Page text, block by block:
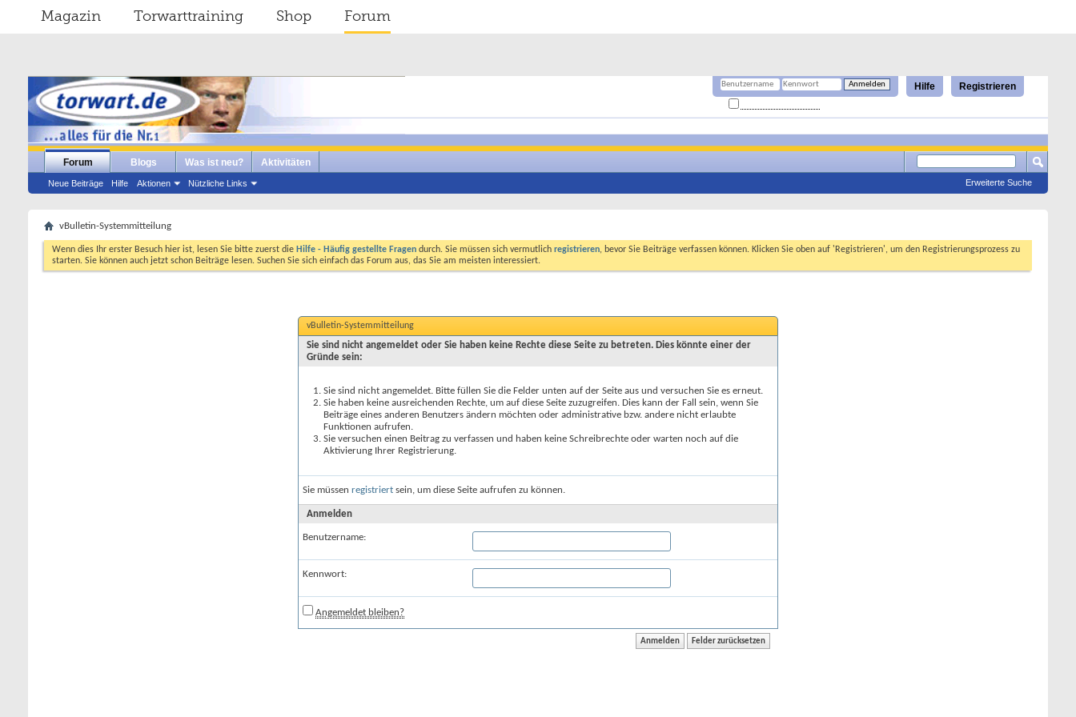
Magazin Torwarttraining Shop Forum
Registrieren
Hilfe
Forum
Neue Beiträge Hilfe Aktionen Nützliche Links
Blogs Was ist neu? Aktivitäten
Erweiterte Suche
vBulletin-Systemmitteilung
Wenn dies Ihr erster Besuch hier ist, lesen Sie bitte zuerst die Hilfe - Häufig gestellte Fragen durch. Sie müssen sich vermutlich registrieren, bevor Sie Beiträge verfassen können. Klicken Sie oben auf 'Registrieren', um den Registrierungsprozess zu
starten. Sie können auch jetzt schon Beiträge lesen. Suchen Sie sich einfach das Forum aus, das Sie am meisten interessiert.
vBulletin-Systemmitteilung
Sie sind nicht angemeldet oder Sie haben keine Rechte diese Seite zu betreten. Dies könnte einer der
Gründe sein:
Sie sind nicht angemeldet. Bitte füllen Sie die Felder unten auf der Seite aus und versuchen Sie es erneut.
Sie haben keine ausreichenden Rechte, um auf diese Seite zuzugreifen. Dies kann der Fall sein, wenn Sie
Beiträge eines anderen Benutzers ändern möchten oder administrative bzw. andere nicht erlaubte
Funktionen aufrufen.
Sie versuchen einen Beitrag zu verfassen und haben keine Schreibrechte oder warten noch auf die
Aktivierung Ihrer Registrierung.
Sie müssen registriert sein, um diese Seite aufrufen zu können.
Anmelden
Benutzername:
Kennwort:
Angemeldet bleiben?